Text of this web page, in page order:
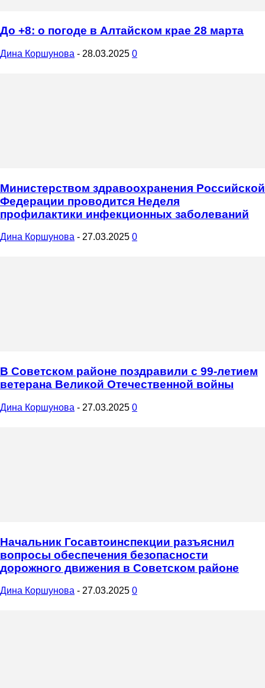
До +8: о погоде в Алтайском крае 28 марта
Дина Коршунова - 28.03.2025 0
Министерством здравоохранения Российской
Федерации проводится Неделя
профилактики инфекционных заболеваний
Дина Коршунова - 27.03.2025 0
В Советском районе поздравили с 99-летием
ветерана Великой Отечественной войны
Дина Коршунова - 27.03.2025 0
Начальник Госавтоинспекции разъяснил
вопросы обеспечения безопасности
дорожного движения в Советском районе
Дина Коршунова - 27.03.2025 0